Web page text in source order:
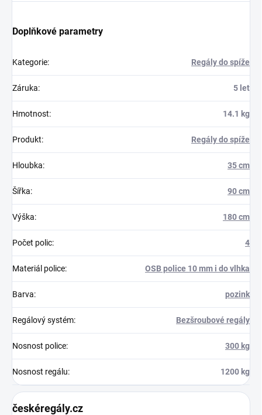
Doplňkové parametry
Kategorie: Regály do spíže
Záruka: 5 let
Hmotnost: 14.1 kg
Produkt: Regály do spíže
Hloubka: 35 cm
Šířka: 90 cm
Výška: 180 cm
Počet polic: 4
Materiál police: OSB police 10 mm i do vlhka
Barva: pozink
Regálový systém: Bezšroubové regály
Nosnost police: 300 kg
Nosnost regálu: 1200 kg
českéregály.cz